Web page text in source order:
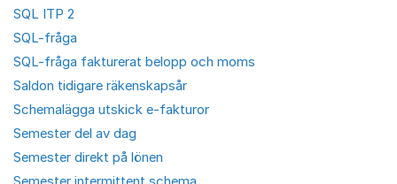
SQL ITP 2
SQL-fråga
SQL-fråga fakturerat belopp och moms
Saldon tidigare räkenskapsår
Schemalägga utskick e-fakturor
Semester del av dag
Semester direkt på lönen